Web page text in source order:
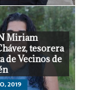
Miriam
tesorera
de Vecinos de
2019